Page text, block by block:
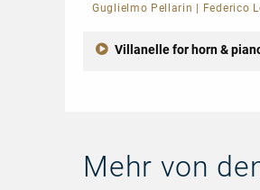
Guglielmo Pellarin Federico
Villanelle for horn &
Mehr von